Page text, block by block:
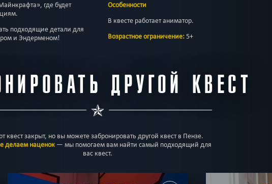
где будет
подходящие детали для
и Эндерменом!
Особенности
В квесте работает аниматор.
Возрастное ограничение:5+
ДРУГОЙ КВЕСТ
квест закрыт, но вы можете забронировать другой квест в Пензе.
делаем наценок— мы помогаем вам найти самый подходящий для
вас квест.